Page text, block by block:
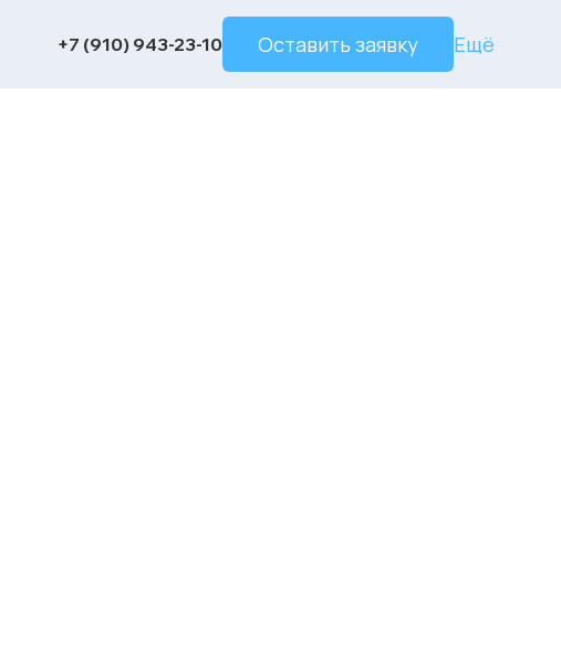
+7 (910) 943-23-10 Оставить заявку Ещё